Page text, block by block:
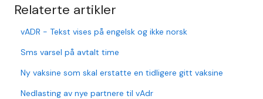
Relaterte artikler
vADR - Tekst vises på engelsk og ikke norsk
Sms varsel på avtalt time
Ny vaksine som skal erstatte en tidligere gitt vaksine
Nedlasting av nye partnere til vAdr